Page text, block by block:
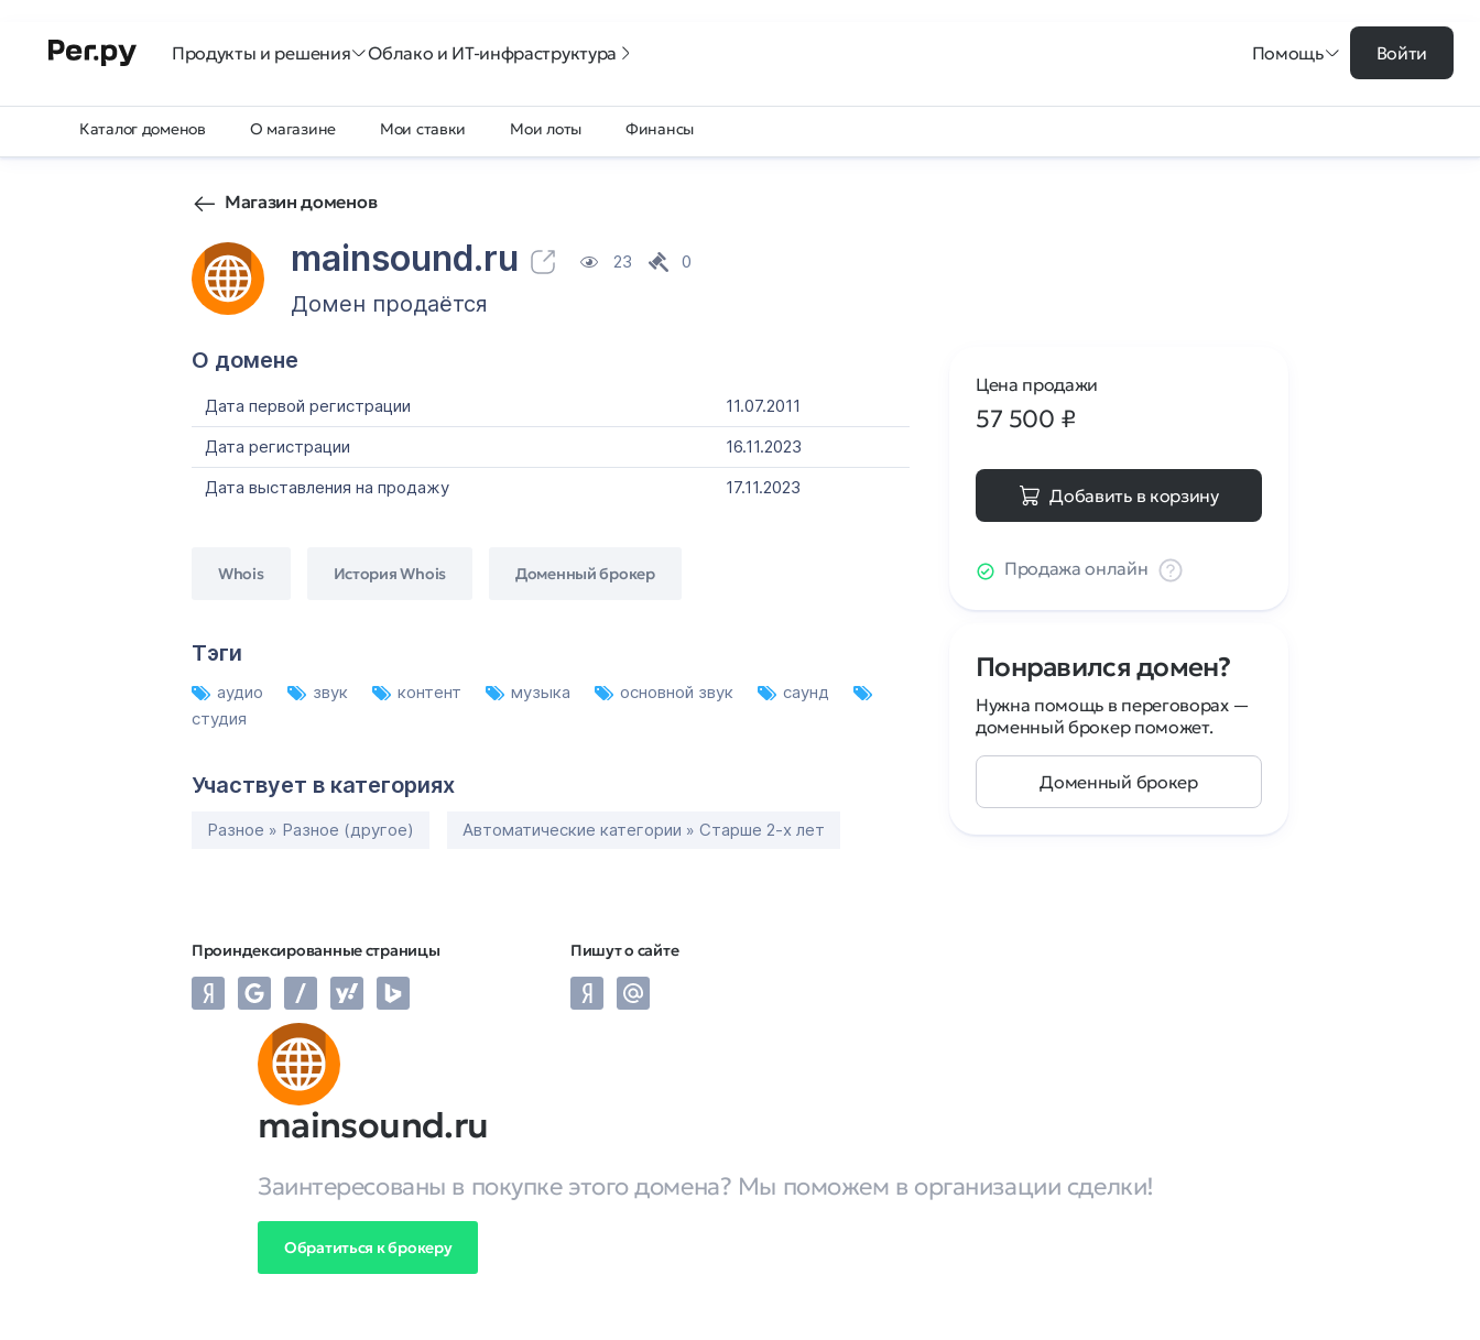
Продукты и решения Облако и ИТ-инфраструктура Помощь Войти
Каталог доменов О магазине Мои ставки Мои лоты Финансы
Магазин доменов
mainsound.ru 23 0
Домен продаётся
О домене
Дата первой регистрации
11.07.2011
Дата регистрации
16.11.2023
Дата выставления на продажу
17.11.2023
Whois История Whois Доменный брокер
Тэги
аудио звук контент музыка основной звук
саунд
студия
Участвует в категориях
Разное » Разное (другое) Автоматические категории » Старше 2-х лет
Проиндексированные страницы Пишут о сайте
Цена продажи
57 500 ₽
Добавить в корзину
Продажа онлайн
Понравился домен?
Нужна помощь в переговорах —
доменный брокер поможет.
Доменный брокер
mainsound.ru
Заинтересованы в покупке этого домена? Мы поможем в организации сделки!
Обратиться к брокеру